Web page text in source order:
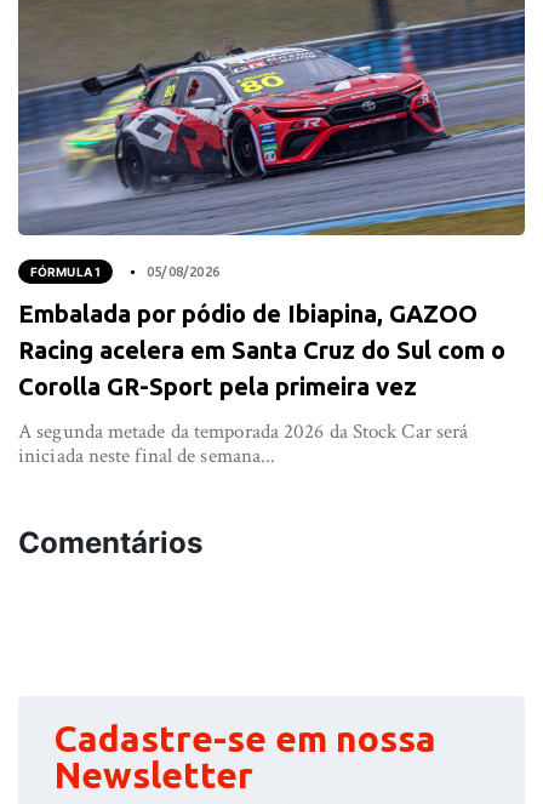
FÓRMULA 1 05/08/2026
Embalada por pódio de Ibiapina, GAZOO
Racing acelera em Santa Cruz do Sul com o
Corolla GR-Sport pela primeira vez
A segunda metade da temporada 2026 da Stock Car será
iniciada neste final de semana...
Comentários
Cadastre-se em nossa
Newsletter